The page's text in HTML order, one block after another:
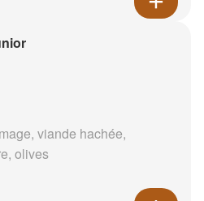
viande hachée,
olives